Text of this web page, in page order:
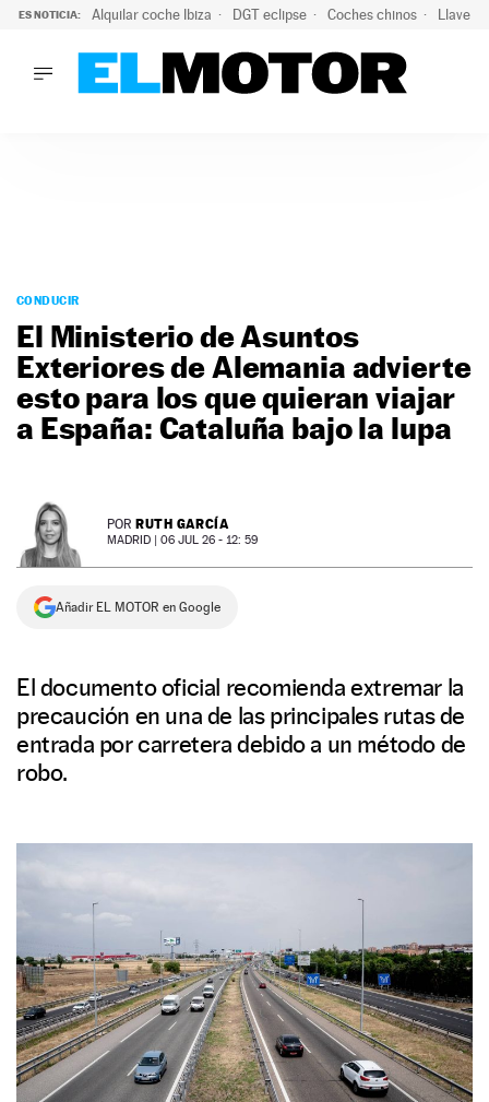
ES NOTICIA: Alquilar coche Ibiza DGT eclipse Coches chinos Llaves
PODCAST
MOTOS
TECNOLOGÍA
SUPERCOCHES
MOTORTV
NEWSLETTER
CONDUCIR
El Ministerio de Asuntos
Exteriores de Alemania advierte
esto para los que quieran viajar
a España: Cataluña bajo la lupa
POR RUTH GARCÍA
MADRID | 06 JUL 26 - 12: 59
Añadir EL MOTOR en Google
El documento oficial recomienda extremar la
precaución en una de las principales rutas de
entrada por carretera debido a un método de
robo.